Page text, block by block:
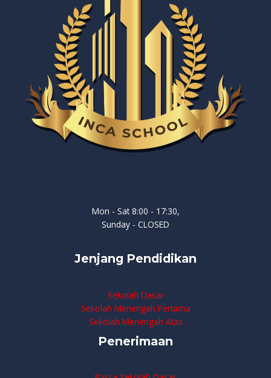
Mon - Sat 8:00 - 17:30,
Sunday - CLOSED
Jenjang Pendidikan
Sekolah Dasar
Sekolah Menengah Pertama
Sekolah Menengah Atas
Penerimaan